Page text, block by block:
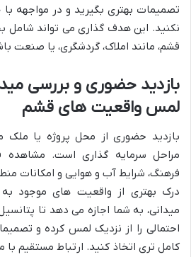
تصمیمات بهتری بگیرید و در مواجهه
نکنید. این هدف گذاری می تواند
قشم، مانند املاک، گردشگری، یا صنعت
لمس واقعیت های قشم
بازدید حضوری از محل پروژه یا ملک
مراحل سرمایه گذاری است. مشاهده
فرهنگ، شرایط آب و هوایی و امکانات
درک بهتری از واقعیت های موجود
میدانی، به شما اجازه می دهد تا
احتمالی را از نزدیک لمس کرده و
کامل تری اتخاذ کنید. ارتباط مستقیم